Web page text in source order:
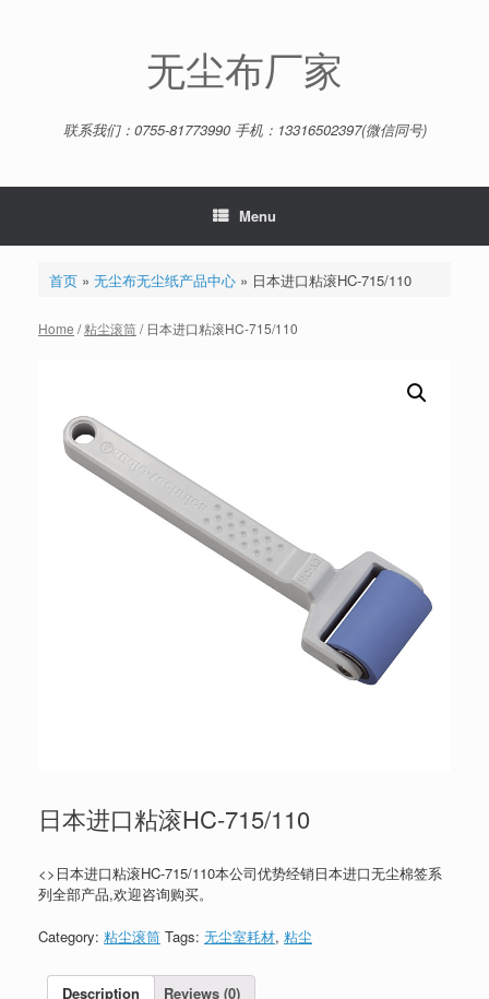
无尘布厂家
联系我们：0755-81773990 手机：13316502397(微信同号)
Menu
首页» 无尘布无尘纸产品中心» 日本进口粘滚HC-715/110
Home /粘尘滚筒/ 日本进口粘滚HC-715/110
日本进口粘滚HC-715/110
<>日本进口粘滚HC-715/110本公司优势经销日本进口无尘棉签系
列全部产品,欢迎咨询购买。
Category: 粘尘滚筒 Tags: 无尘室耗材, 粘尘
Description Reviews (0)